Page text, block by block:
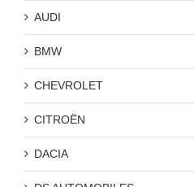
AUDI
BMW
CHEVROLET
CITROËN
DACIA